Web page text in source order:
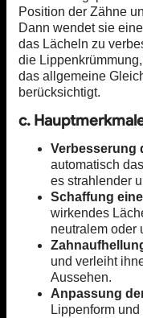
Position der Zähne
Dann wendet sie
das Lächeln zu
die
das allgemeine
berücksichtigt.
c.
Verbesserung
automatisch
es strahlender
Schaffung
wirkendes
neutralem oder
und verleiht
Aussehen.
Anpassung
Lippenform